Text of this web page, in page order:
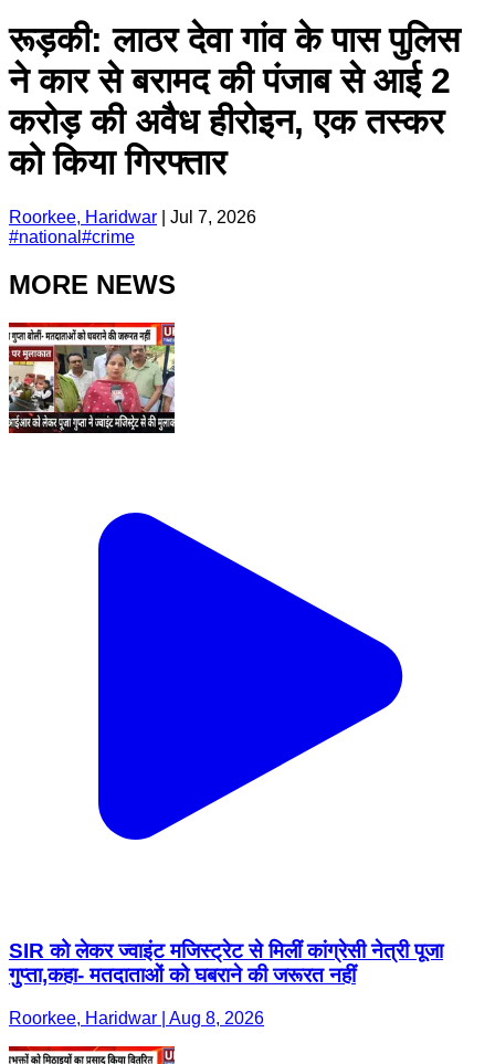
रूड़की: लाठर देवा गांव के पास पुलिस
ने कार से बरामद की पंजाब से आई 2
करोड़ की अवैध हीरोइन, एक तस्कर
को किया गिरफ्तार
Roorkee, Haridwar
Jul 7, 2026
#national #crime
MORE NEWS
SIR को लेकर ज्वाइंट मजिस्ट्रेट से मिलीं कांग्रेसी नेत्री पूजा
गुप्ता,कहा- मतदाताओं को घबराने की जरूरत नहीं
Roorkee, Haridwar | Aug 8, 2026